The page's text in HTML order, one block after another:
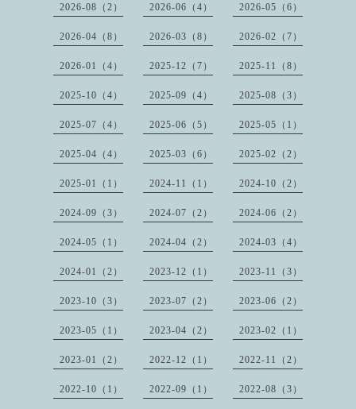
2026-08（2） 2026-06（4） 2026-05（6）
2026-04（8） 2026-03（8） 2026-02（7）
2026-01（4） 2025-12（7） 2025-11（8）
2025-10（4） 2025-09（4） 2025-08（3）
2025-07（4） 2025-06（5） 2025-05（1）
2025-04（4） 2025-03（6） 2025-02（2）
2025-01（1） 2024-11（1） 2024-10（2）
2024-09（3） 2024-07（2） 2024-06（2）
2024-05（1） 2024-04（2） 2024-03（4）
2024-01（2） 2023-12（1） 2023-11（3）
2023-10（3） 2023-07（2） 2023-06（2）
2023-05（1） 2023-04（2） 2023-02（1）
2023-01（2） 2022-12（1） 2022-11（2）
2022-10（1） 2022-09（1） 2022-08（3）